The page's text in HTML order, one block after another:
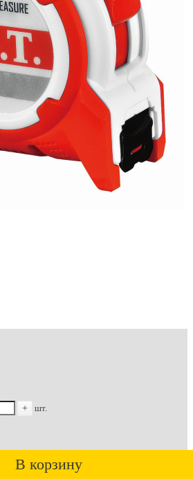
+ шт.
В корзину